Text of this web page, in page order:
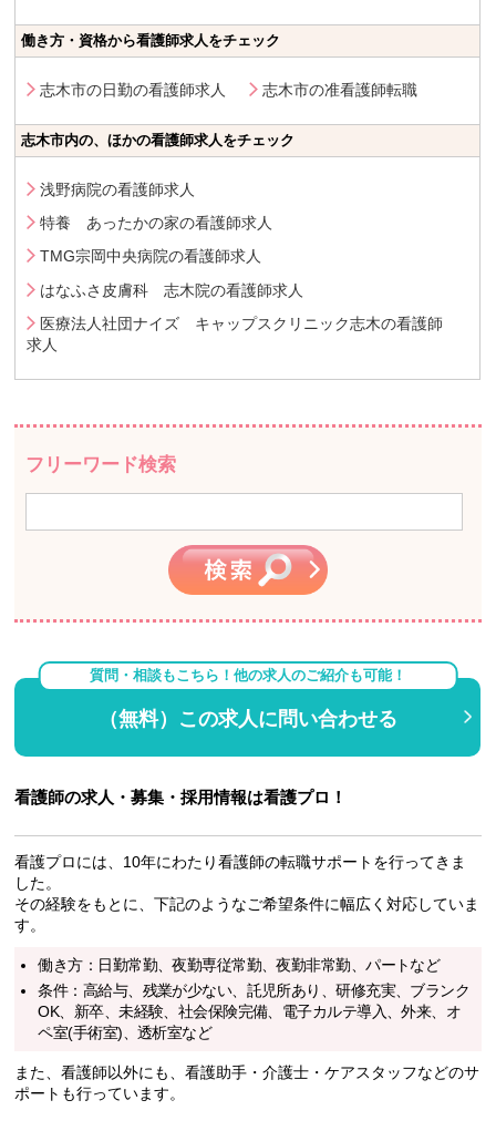
働き方・資格から看護師求人をチェック
志木市の日勤の看護師求人 志木市の准看護師転職
志木市内の、ほかの看護師求人をチェック
浅野病院の看護師求人
特養 あったかの家の看護師求人
TMG宗岡中央病院の看護師求人
はなふさ皮膚科 志木院の看護師求人
医療法人社団ナイズ キャップスクリニック志木の看護師
求人
フリーワード検索
質問・相談もこちら！他の求人のご紹介も可能！
（無料）この求人に問い合わせる
看護師の求人・募集・採用情報は看護プロ！
看護プロには、10年にわたり看護師の転職サポートを行ってきま
した。
その経験をもとに、下記のようなご希望条件に幅広く対応していま
す。
働き方：日勤常勤、夜勤専従常勤、夜勤非常勤、パートなど
条件：高給与、残業が少ない、託児所あり、研修充実、ブランク
OK、新卒、未経験、社会保険完備、電子カルテ導入、外来、オ
ペ室(手術室)、透析室など
また、看護師以外にも、看護助手・介護士・ケアスタッフなどのサ
ポートも行っています。